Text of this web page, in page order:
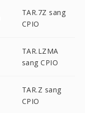
TAR.7Z sang
CPIO
TAR.LZMA
sang CPIO
TAR.Z sang
CPIO